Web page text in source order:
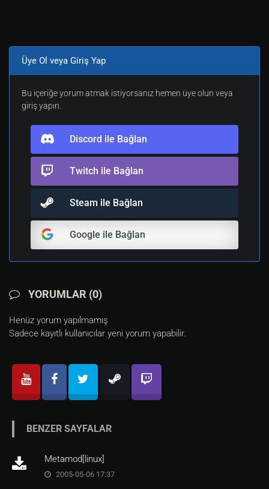
Üye Ol veya Giriş Yap
Bu içeriğe yorum atmak istiyorsanız hemen üye olun veya
giriş yapın.
Discord ile Bağlan
Twitch ile Bağlan
Steam ile Bağlan
Google ile Bağlan
YORUMLAR (0)
Henüz yorum yapılmamış
Sadece kayıtlı kullanıcılar yeni yorum yapabilir.
BENZER SAYFALAR
Metamod[linux]
2005-05-06 17:37